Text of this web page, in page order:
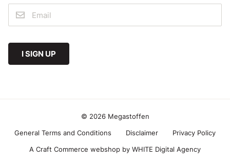
I SIGN UP
© 2026 Megastoffen
A Craft Commerce webshop by WHITE Digital Agency
General Terms and Conditions Disclaimer Privacy Policy